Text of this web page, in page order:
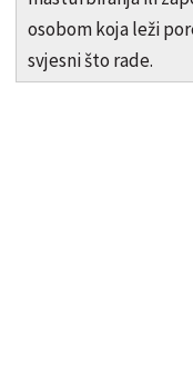
osobom koja leži
svjesni što rade.